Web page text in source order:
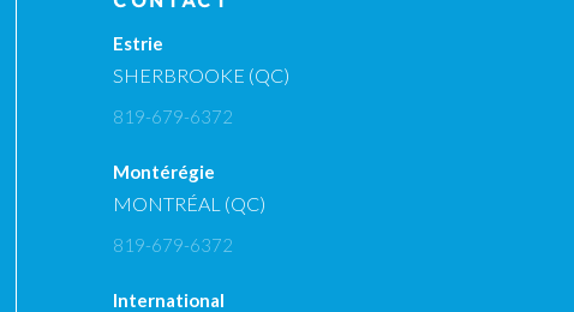
Estrie
SHERBROOKE (QC)
819-679-6372
Montérégie
MONTRÉAL (QC)
819-679-6372
International